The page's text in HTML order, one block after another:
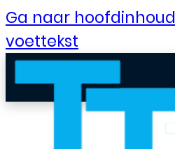
Ga naar hoofdinhoud
voettekst